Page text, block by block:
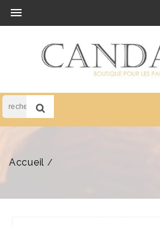

Accueil